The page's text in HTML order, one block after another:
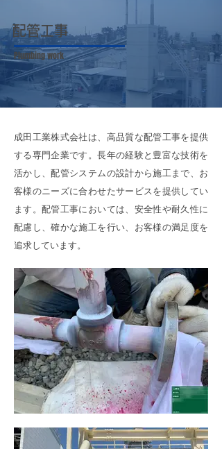
配管工事
Plumbing work
成田工業株式会社は、高品質な配管工事を提供
する専門企業です。長年の経験と豊富な技術を
活かし、配管システムの設計から施工まで、お
客様のニーズに合わせたサービスを提供してい
ます。配管工事においては、安全性や耐久性に
配慮し、確かな施工を行い、お客様の満足度を
追求しています。